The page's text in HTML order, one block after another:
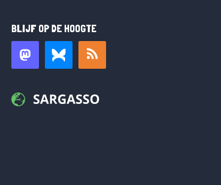
BLIJF OP DE HOOGTE